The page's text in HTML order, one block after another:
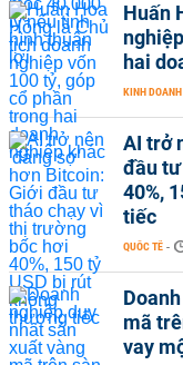
Huấn
hai
KINH DOANH
AI trở
đầu
40%,
tiếc
QUỐC TẾ -
mã
vay